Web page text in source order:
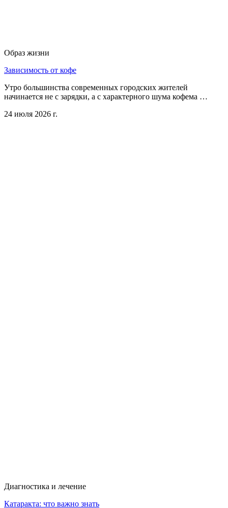
Образ жизни
Зависимость от кофе
Утро большинства современных городских жителей
начинается не с зарядки, а с характерного шума кофема …
24 июля 2026 г.
Диагностика и лечение
Катаракта: что важно знать